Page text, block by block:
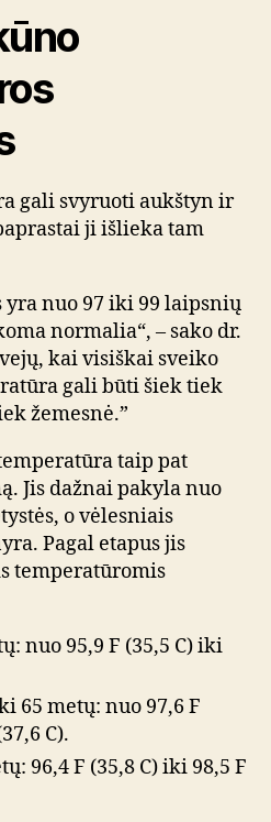
gali svyruoti aukštyn ir
ji išlieka tam
yra nuo 97 iki 99 laipsnių
normalia“, – sako dr.
kai visiškai sveiko
gali būti šiek tiek
žemesnė.”
taip pat
Jis dažnai pakyla nuo
o vėlesniais
Pagal etapus jis
temperatūromis
nuo 95,9 F (35,5 C) iki
65 metų: nuo 97,6 F
C).
96,4 F (35,8 C) iki 98,5 F